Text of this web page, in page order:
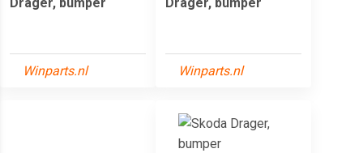
Winparts.nl Winparts.nl